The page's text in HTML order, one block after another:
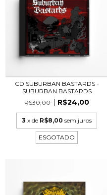
CD SUBURBAN BASTARDS -
SUBURBAN BASTARDS
R$30,00
R$24,00
3 x de R$8,00 sem juros
ESGOTADO